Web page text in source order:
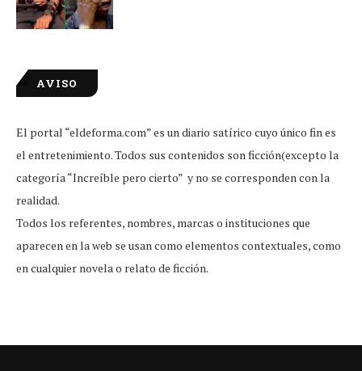
AVISO
El portal “eldeforma.com” es un diario satírico cuyo único fin es
el entretenimiento. Todos sus contenidos son ficción(excepto la
categoría “Increíble pero cierto” y no se corresponden con la
realidad.
Todos los referentes, nombres, marcas o instituciones que
aparecen en la web se usan como elementos contextuales, como
en cualquier novela o relato de ficción.